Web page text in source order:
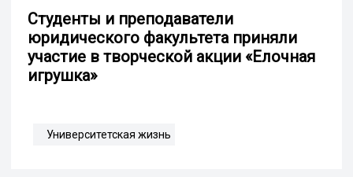
Студенты и преподаватели
юридического факультета приняли
участие в творческой акции «Елочная
игрушка»
Университетская жизнь